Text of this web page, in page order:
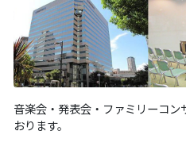
音楽会・発表会・ファミリーコ
おります。